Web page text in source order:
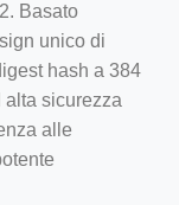
Basato
unico di
hash a 384
alta sicurezza
alle